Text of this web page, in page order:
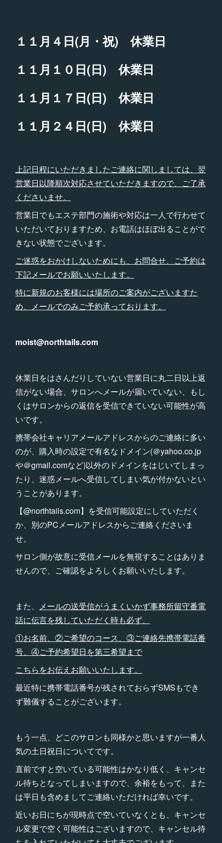
１１月４日(月・祝) 休業日
１１月１０日(日) 休業日
１１月１７日(日) 休業日
１１月２４日(日) 休業日
上記日程にいただきましたご連絡に関しましては、翌
営業日以降順次対応させていただきますので、ご了承
くださいませ。
営業日でもエステ部門の施術や対応は一人で行わせて
いただいておりますため、お電話はほぼ出ることがで
きない状態でございます。
ご迷惑をおかけしないためにも、お問合せ、ご予約は
下記メールでお願いいたします。
特に新規のお客様には場所のご案内がございますた
め、メールでのみご予約承っております。
moist@northtails.com
休業日をはさんだりしていない営業日に丸二日以上返
信がない場合、サロンへメールが届いていない、もし
くはサロンからの返信を受信できていない可能性が高
いです。
携帯会社キャリアメールアドレスからのご連絡に多い
のが、購入時の設定で有名なドメイン(＠yahoo.co.jp
や＠gmail.comなど)以外のドメインをはじいてしまっ
たり、迷惑メールへ受信してしまい気が付かないとい
うことがあります。
【@northtails.com】を受信可能設定にしていただく
か、別のPCメールアドレスからご連絡くださいま
せ。
サロン側が故意に受信メールを無視することはありま
せんので、ご確認をよろしくお願いいたします。
また、 メールの送受信がうまくいかず事務所留守番電
話に伝言を残していただく時も必ず、
①お名前、②ご希望のコース、③ご連絡先携帯電話番
号、④ご予約希望日を第三希望まで
こちらをお伝えお願いいたします。
最近特に携帯電話番号が残されておらずSMSもでき
ず難儀することがございます。
もう一点、どこのサロンも同様かと思いますが一番人
気の土日祝日についてです。
直前ですと空いている可能性はかなり低く、キャンセ
ル待ちとなってしまいますので、余裕をもって、また
は平日も含めましてご連絡いただければ幸いです。
近いお日にちが現時点で空いていなくとも、キャンセ
ル変更で空く可能性はございますので、キャンセル待